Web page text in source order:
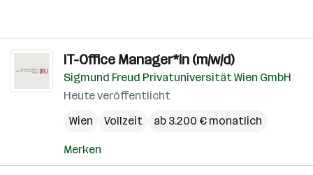
IT-Office Manager*in (m/w/d)
Sigmund Freud Privatuniversität Wien GmbH
Heute veröffentlicht
Wien
Vollzeit ab 3.200 € monatlich
Merken